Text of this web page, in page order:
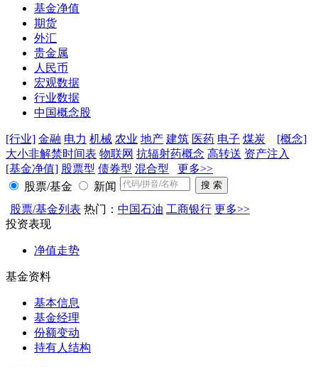
基金净值
期货
外汇
贵金属
人民币
宏观数据
行业数据
中国概念股
[行业] 金融 电力 机械 农业 地产 建筑 医药 电子 煤炭
[概念]
大小非解禁时间表 物联网 抗辐射药概念 高转送 资产注入
[基金净值] 股票型 债券型 混合型
更多>>
股票/基金
新闻
股票/基金列表 热门： 中国石油 工商银行 更多>>
投资表现
净值走势
基金资料
基本信息
基金经理
份额变动
持有人结构